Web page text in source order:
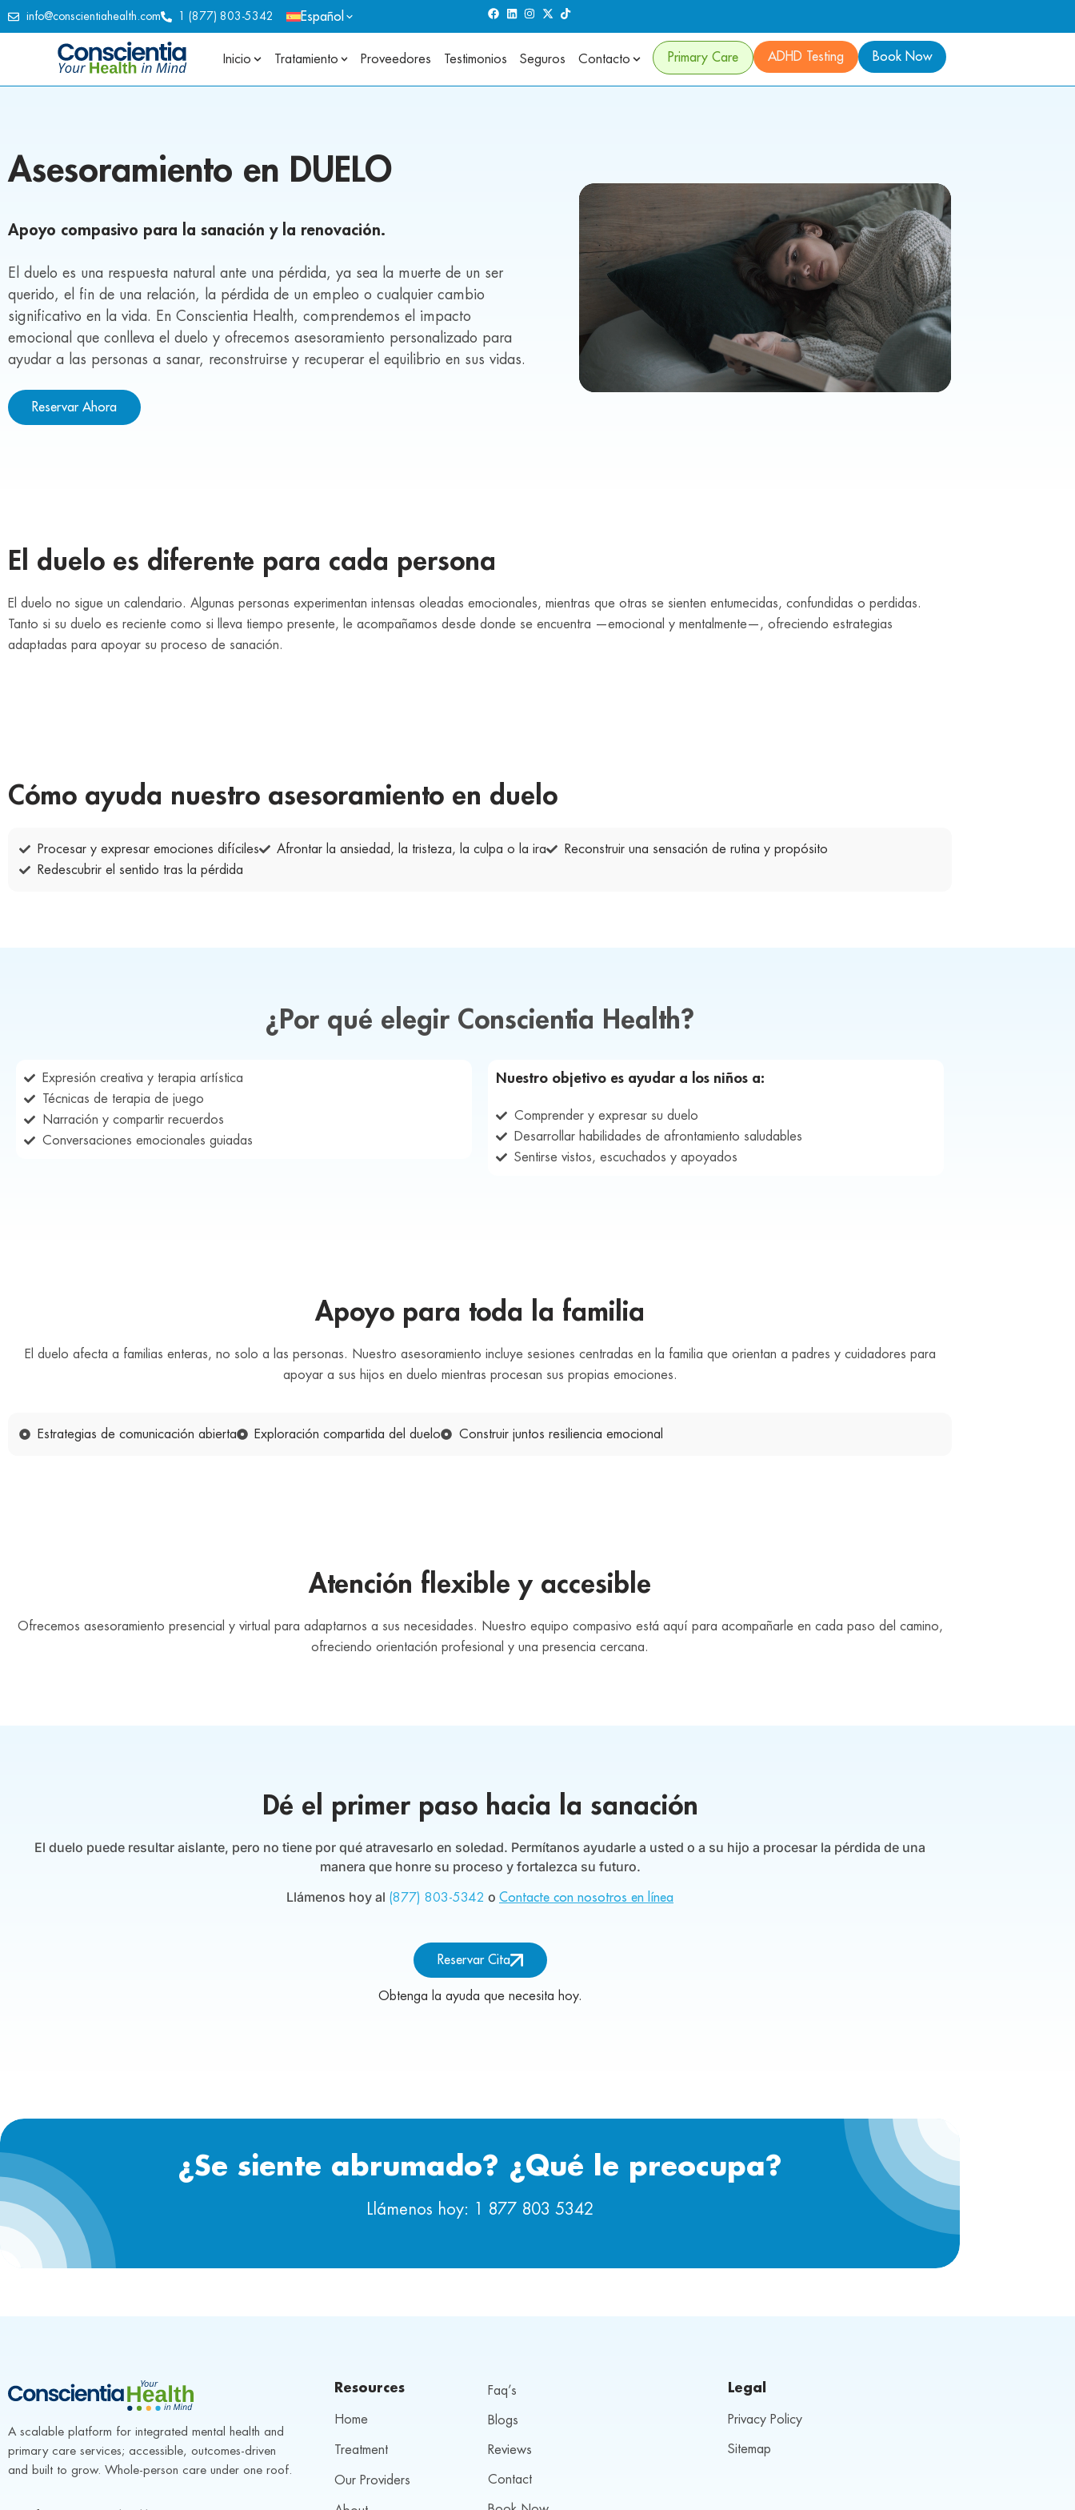
info@conscientiahealth.com 1 (877) 803-5342 Español
Inicio Tratamiento Proveedores Testimonios Seguros Contacto Primary Care ADHD Testing Book Now
Asesoramiento en DUELO
Apoyo compasivo para la sanación y la renovación.
El duelo es una respuesta natural ante una pérdida, ya sea la muerte de un ser
querido, el fin de una relación, la pérdida de un empleo o cualquier cambio
significativo en la vida. En Conscientia Health, comprendemos el impacto
emocional que conlleva el duelo y ofrecemos asesoramiento personalizado para
ayudar a las personas a sanar, reconstruirse y recuperar el equilibrio en sus vidas.
Reservar Ahora
El duelo es diferente para cada persona
El duelo no sigue un calendario. Algunas personas experimentan intensas oleadas emocionales, mientras que otras se sienten entumecidas, confundidas o perdidas.
Tanto si su duelo es reciente como si lleva tiempo presente, le acompañamos desde donde se encuentra —emocional y mentalmente—, ofreciendo estrategias
adaptadas para apoyar su proceso de sanación.
Cómo ayuda nuestro asesoramiento en duelo
Procesar y expresar emociones difíciles Afrontar la ansiedad, la tristeza, la culpa o la ira
Reconstruir una sensación de rutina y propósito
Redescubrir el sentido tras la pérdida
¿Por qué elegir Conscientia Health?
Expresión creativa y terapia artística
Técnicas de terapia de juego
Narración y compartir recuerdos
Conversaciones emocionales guiadas
Nuestro objetivo es ayudar a los niños a:
Comprender y expresar su duelo
Desarrollar habilidades de afrontamiento saludables
Sentirse vistos, escuchados y apoyados
Apoyo para toda la familia
El duelo afecta a familias enteras, no solo a las personas. Nuestro asesoramiento incluye sesiones centradas en la familia que orientan a padres y cuidadores para
apoyar a sus hijos en duelo mientras procesan sus propias emociones.
Estrategias de comunicación abierta Exploración compartida del duelo Construir juntos resiliencia emocional
Atención flexible y accesible
Ofrecemos asesoramiento presencial y virtual para adaptarnos a sus necesidades. Nuestro equipo compasivo está aquí para acompañarle en cada paso del camino,
ofreciendo orientación profesional y una presencia cercana.
Dé el primer paso hacia la sanación
El duelo puede resultar aislante, pero no tiene por qué atravesarlo en soledad. Permítanos ayudarle a usted o a su hijo a procesar la pérdida de una
manera que honre su proceso y fortalezca su futuro.
Llámenos hoy al (877) 803-5342 o Contacte con nosotros en línea
Reservar Cita
Obtenga la ayuda que necesita hoy.
¿Se siente abrumado? ¿Qué le preocupa?
Llámenos hoy: 1 877 803 5342
A scalable platform for integrated mental health and
primary care services; accessible, outcomes-driven
and built to grow. Whole-person care under one roof.
Resources
Home
Treatment
Our Providers
Faq’s
Blogs
Reviews
Contact
Legal
Privacy Policy
Sitemap